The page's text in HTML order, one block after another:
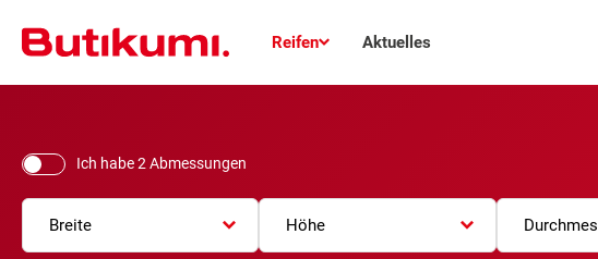
Reifen Aktuelles
Ich habe 2 Abmessungen
Breite Höhe